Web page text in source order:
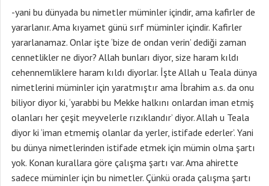
-yani bu dünyada bu nimetler müminler içindir, ama kafirler de
yararlanır. Ama kıyamet günü sırf müminler içindir. Kafirler
yararlanamaz. Onlar işte ‘bize de ondan verin’ dediği zaman
cennetlikler ne diyor? Allah bunları diyor, size haram kıldı
cehennemliklere haram kıldı diyorlar. İşte Allah u Teala dünya
nimetlerini müminler için yaratmıştır ama İbrahim a.s. da onu
biliyor diyor ki, ‘yarabbi bu Mekke halkını onlardan iman etmiş
olanları her çeşit meyvelerle rızıklandır’ diyor. Allah u Teala
diyor ki ‘iman etmemiş olanlar da yerler, istifade ederler’. Yani
bu dünya nimetlerinden istifade etmek için mümin olma şartı
yok. Konan kurallara göre çalışma şartı var. Ama ahirette
sadece müminler için bu nimetler. Çünkü orada çalışma şartı